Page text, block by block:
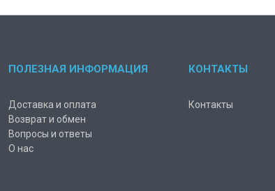
ПОЛЕЗНАЯ ИНФОРМАЦИЯ
Доставка и оплата
Возврат и обмен
Вопросы и ответы
О нас
КОНТАКТЫ
Контакты